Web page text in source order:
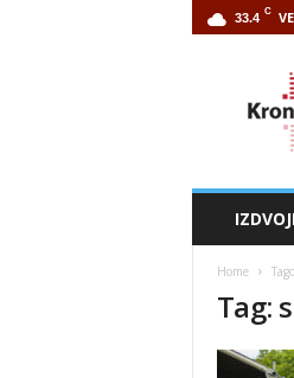
33.4 C
Home
Tag: